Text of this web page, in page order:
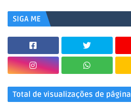
SIGA ME
Total de visualizações de página